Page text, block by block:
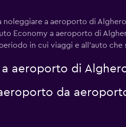
a aeroporto di
Economy a aeroporto di
in cui viaggi e all'auto che
aeroporto di
da